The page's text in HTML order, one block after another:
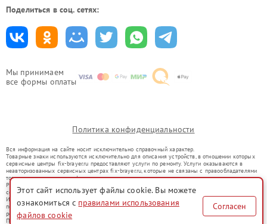
Мы принимаем
все формы оплаты
Поделиться в соц. сетях:
Политика конфиденциальности
Вся информация на сайте носит исключительно справочный характер.
Товарные знаки используются исключительно для описания устройств, в отношении которых
сервисные центры fix-brayer.ru предоставляют услуги по ремонту. Услуги оказываются в
неавторизованных сервисных центрах fix-brayer.ru, которые не связаны с правообладателями
товарных знаков или их официальными представителями.
Ремонт осуществляется для устройств, уже введенных в гражданский оборот в соответствии
со статьей 1487 ГК РФ.
Использование товарных знаков не преследует цели индивидуализации услуг или введения
потребителей в заблуждение, а служит для информирования о предоставляемых услугах по
ремонту техники указанных брендов.
Представленная на сайте информация не является публичной офертой, определяемой
Этот сайт использует файлы cookie. Вы можете
ознакомиться с правилами использования
файлов cookie
Согласен